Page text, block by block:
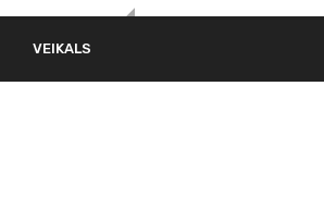
VEIKALS